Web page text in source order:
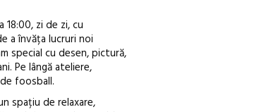
18:00, zi de zi, cu
a învăța lucruri noi
special cu desen, pictură,
Pe lângă ateliere,
foosball.
spațiu de relaxare,